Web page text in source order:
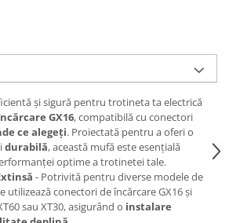
plata-
și sigură pentru trotineta ta electrică
GX16, compatibilă cu conectori
ce alegeți. Proiectată pentru a oferi o
durabilă, această mufă este esențială
optime a trotinetei tale.
- Potrivită pentru diverse modele de
utilizează conectori de încărcare GX16 și
sau XT30, asigurând o instalare